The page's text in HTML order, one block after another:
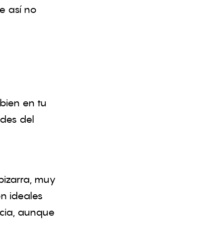
así no
en tu
del
muy
ideales
aunque